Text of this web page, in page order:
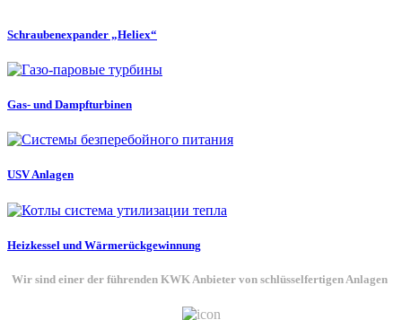
Schraubenexpander „Heliex“
Gas- und Dampfturbinen
USV Anlagen
Heizkessel und Wärmerückgewinnung
Wir sind einer der führenden KWK Anbieter von schlüsselfertigen Anlagen